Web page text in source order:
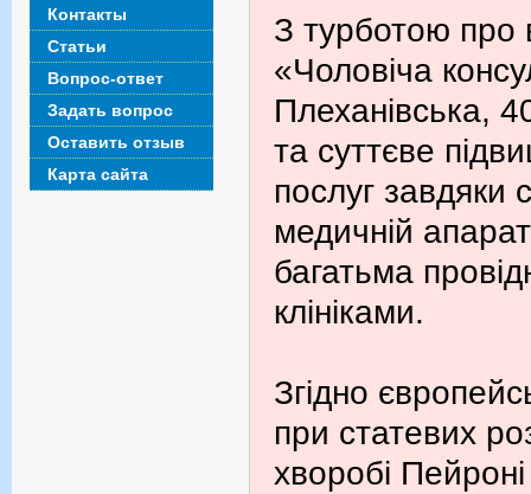
Контакты
Статьи
Вопрос-ответ
Задать вопрос
Оставить отзыв
Карта сайта
З турботою про
«Чоловіча
Плеханівська,
та суттєве
послуг завдяки
медичній
багатьма
клініками.
Згідно
при статевих
хворобі